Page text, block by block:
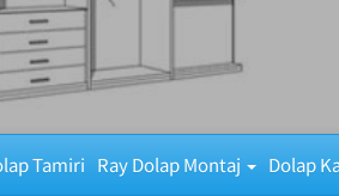
Tamiri Ray Dolap Montaj Dolap